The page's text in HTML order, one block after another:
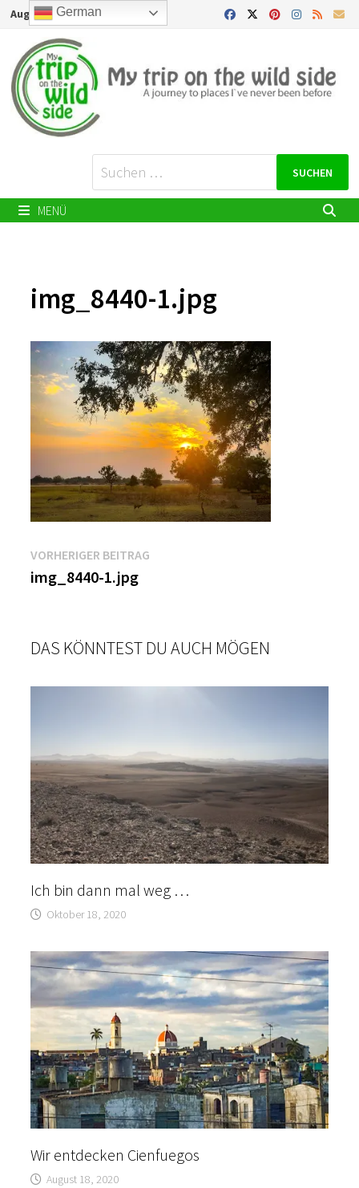
Zurück
Inhalt
August 8, 2026
Suchen
nach:
MENÜ
img_8440-1.jpg
Beitragsnavigation
VORHERIGER BEITRAG
img_8440-1.jpg
DAS KÖNNTEST DU AUCH MÖGEN
Ich bin dann mal weg …
Oktober 18, 2020
Wir entdecken Cienfuegos
August 18, 2020
German